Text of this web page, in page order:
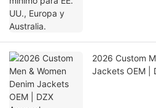
2026 Custom
Jackets OEM |